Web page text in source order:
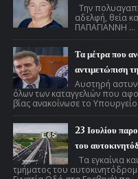
Την
αδελφή, θεία
ΠΑΠΑΓΙΑΝΝΗ ...
Τα μέτρα που
αντιμετώπιση
Αυστηρή
όλων των καταγγελιών που
βίας ανακοίνωσε το
23 Ιουλίου
του
Τα εγκαίνια
τμήματος του